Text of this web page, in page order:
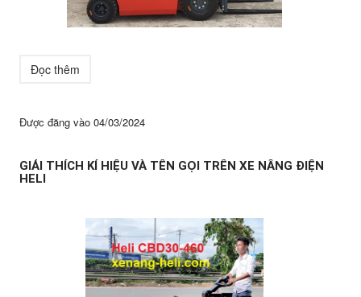
Đọc thêm
Được đăng vào 04/03/2024
GIẢI THÍCH KÍ HIỆU VÀ TÊN GỌI TRÊN XE NÂNG ĐIỆN
HELI